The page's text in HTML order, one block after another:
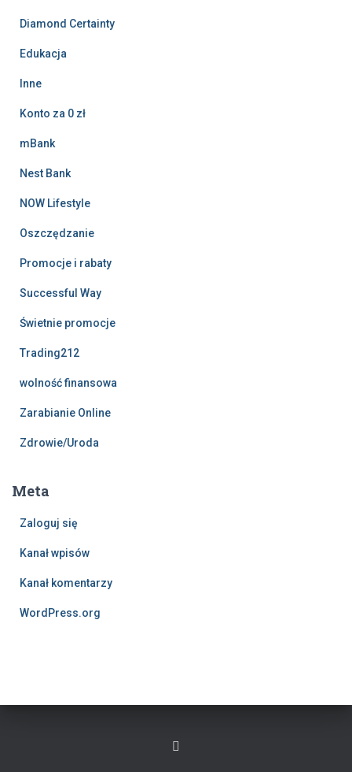
Diamond Certainty
Edukacja
Inne
Konto za 0 zł
mBank
Nest Bank
NOW Lifestyle
Oszczędzanie
Promocje i rabaty
Successful Way
Świetnie promocje
Trading212
wolność finansowa
Zarabianie Online
Zdrowie/Uroda
Meta
Zaloguj się
Kanał wpisów
Kanał komentarzy
WordPress.org